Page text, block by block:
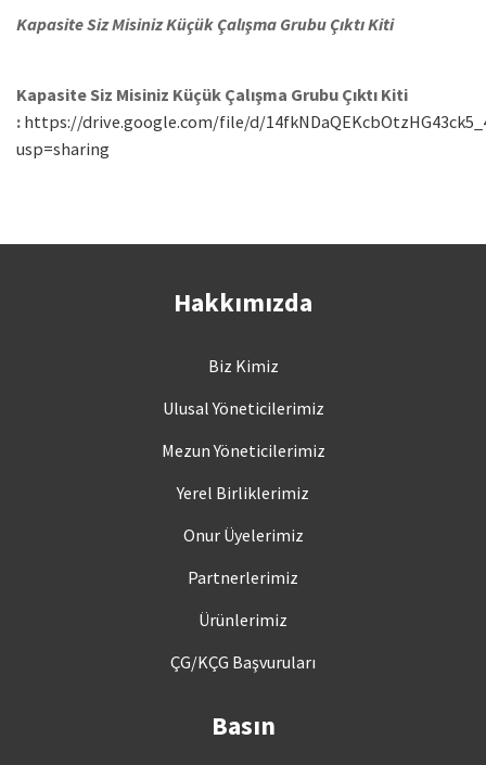
Kapasite Siz Misiniz Küçük Çalışma Grubu Çıktı Kiti
Kapasite Siz Misiniz Küçük Çalışma Grubu Çıktı Kiti
: https://drive.google.com/file/d/
usp=sharing
Hakkımızda
Biz Kimiz
Ulusal Yöneticilerimiz
Mezun Yöneticilerimiz
Yerel Birliklerimiz
Onur Üyelerimiz
Partnerlerimiz
Ürünlerimiz
ÇG/KÇG Başvuruları
Basın